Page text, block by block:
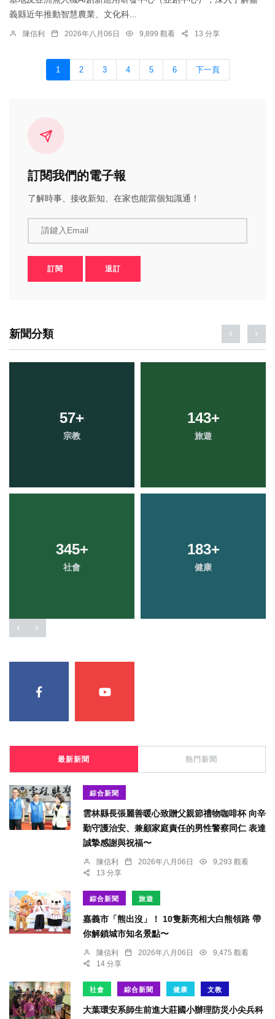
義縣近年推動智慧農業、文化科...
陳信利 2026年八月06日 9,899 觀看 13 分享
1 2 3 4 5 6 下一頁
訂閱我們的電子報
了解時事、接收新知、在家也能當個知識通！
請鍵入Email
訂閱 退訂
新聞分類
57+
宗教
143+
旅遊
345+
社會
183+
健康
最新新聞 熱門新聞
綜合新聞
雲林縣長張麗善暖心致贈父親節禮物咖啡杯 向辛
勤守護治安、兼顧家庭責任的男性警察同仁 表達
誠摯感謝與祝福〜
陳信利 2026年八月06日
9,293 觀看
13 分享
綜合新聞 旅遊
嘉義市「熊出沒」！ 10隻新亮相大白熊領路 帶
你解鎖城市知名景點〜
陳信利 2026年八月06日
9,475 觀看
14 分享
社會 綜合新聞 健康 文教
大葉環安系師生前進大莊國小辦理防災小尖兵科